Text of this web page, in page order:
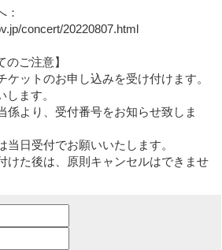
：
concert/20220807.html
のご注意】
ケットのお申し込みを受け付けます。
ます。
係より、受付番号をお知らせ致しま
当日受付でお願いいたします。
けた後は、原則キャンセルはできませ